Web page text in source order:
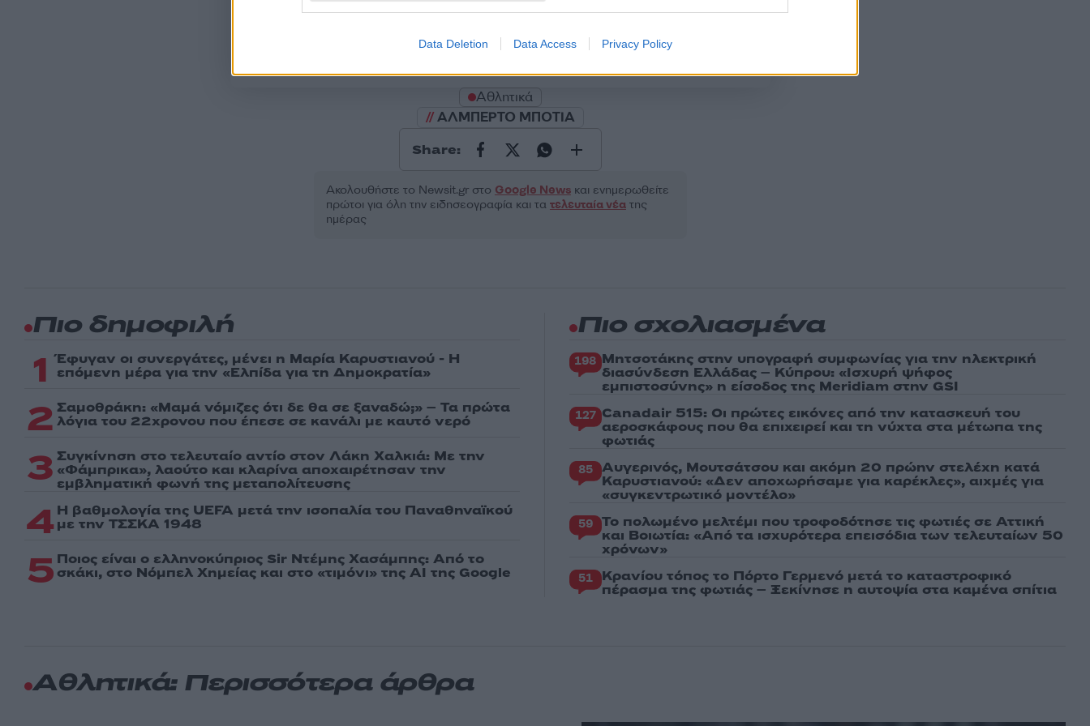
Data Deletion Data Access Privacy Policy
Αθλητικά
ΑΛΜΠΕΡΤΟ ΜΠΟΤΙΑ
Share:
Ακολουθήστε το Νewsit.gr στο Google Newsκαι ενημερωθείτε
πρώτοι για όλη την ειδησεογραφία και τα τελευταία νέατης
ημέρας
Πιο δημοφιλή
1 Έφυγαν οι συνεργάτες, μένει η Μαρία Καρυστιανού - Η
επόμενη μέρα για την «Ελπίδα για τη Δημοκρατία»
2 Σαμοθράκη: «Μαμά νόμιζες ότι δε θα σε ξαναδώ;» – Τα πρώτα
λόγια του 22χρονου που έπεσε σε κανάλι με καυτό νερό
3 Συγκίνηση στο τελευταίο αντίο στον Λάκη Χαλκιά: Με την
«Φάμπρικα», λαούτο και κλαρίνα αποχαιρέτησαν την
εμβληματική φωνή της μεταπολίτευσης
4 Η βαθμολογία της UEFA μετά την ισοπαλία του Παναθηναϊκού
με την ΤΣΣΚΑ 1948
5 Ποιος είναι ο ελληνοκύπριος Sir Ντέμης Χασάμπης: Από το
σκάκι, στο Νόμπελ Χημείας και στο «τιμόνι» της AI της Google
Πιο σχολιασμένα
198 Μητσοτάκης στην υπογραφή συμφωνίας για την ηλεκτρική
διασύνδεση Ελλάδας – Κύπρου: «Ισχυρή ψήφος
εμπιστοσύνης» η είσοδος της Meridiam στην GSI
127 Canadair 515: Οι πρώτες εικόνες από την κατασκευή του
αεροσκάφους που θα επιχειρεί και τη νύχτα στα μέτωπα της
φωτιάς
85 Αυγερινός, Μουτσάτσου και ακόμη 20 πρώην στελέχη κατά
Καρυστιανού: «Δεν αποχωρήσαμε για καρέκλες», αιχμές για
«συγκεντρωτικό μοντέλο»
59 Το πολωμένο μελτέμι που τροφοδότησε τις φωτιές σε Αττική
και Βοιωτία: «Από τα ισχυρότερα επεισόδια των τελευταίων 50
χρόνων»
51 Κρανίου τόπος το Πόρτο Γερμενό μετά το καταστροφικό
πέρασμα της φωτιάς – Ξεκίνησε η αυτοψία στα καμένα σπίτια
Αθλητικά: Περισσότερα άρθρα